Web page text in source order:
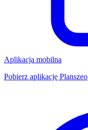
Aplikacja mobilna
Pobierz aplikację Planszeo